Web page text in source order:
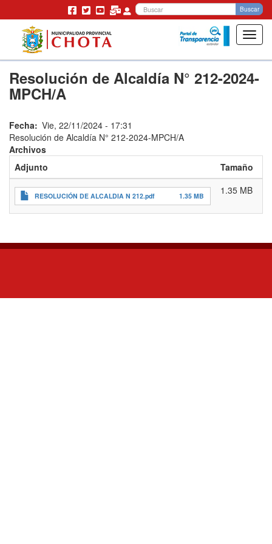
Pasar
contenido
principal
Buscar
Resolución de Alcaldía N° 212-2024-
MPCH/A
Fecha Vie, 22/11/2024 - 17:31
Resolución de Alcaldía N° 212-2024-MPCH/A
Archivos
Adjunto
Tamaño
RESOLUCIÓN DE ALCALDIA N 212.pdf 1.35 MB 1.35 MB